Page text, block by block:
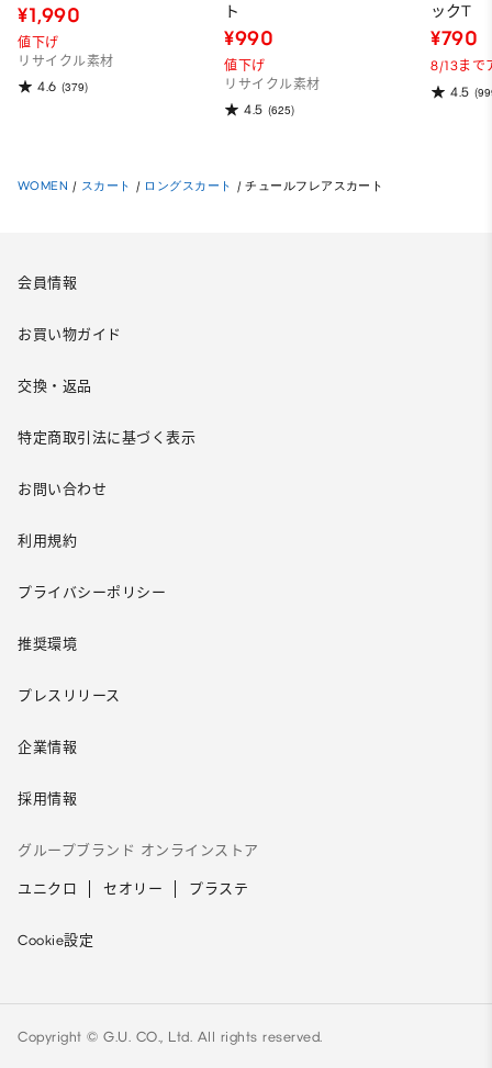
¥1,990
値下げ
リサイクル素材
4.6 (379)
ト
¥990
値下げ
リサイクル素材
4.5 (625)
ックT
¥790
8/13まで
4.5
WOMEN / スカート / ロングスカート / チュールフレアスカート
会員情報
お買い物ガイド
交換・返品
特定商取引法に基づく表示
お問い合わせ
利用規約
プライバシーポリシー
推奨環境
プレスリリース
企業情報
採用情報
グループブランド オンラインストア
ユニクロ セオリー プラステ
Cookie設定
Copyright © G.U. CO., Ltd. All rights reserved.